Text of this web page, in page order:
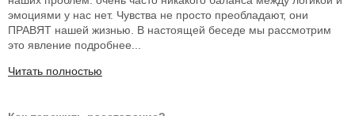
эмоциями у нас нет. Чувства не просто преобладают, они
ПРАВЯТ нашей жизнью. В настоящей беседе мы рассмотрим
это явление подробнее...
Читать полностью